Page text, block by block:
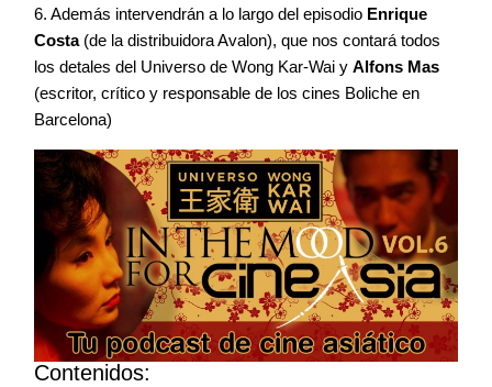
6. Además intervendrán a lo largo del episodio Enrique
Costa(de la distribuidora Avalon), que nos contará todos
los detales del Universo de Wong Kar-Wai y Alfons Mas
(escritor, crítico y responsable de los cines Boliche en
Barcelona)
Contenidos: